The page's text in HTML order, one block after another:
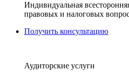
Индивидуальная
правовых и налоговых
Получить консультацию
Аудиторские услуги